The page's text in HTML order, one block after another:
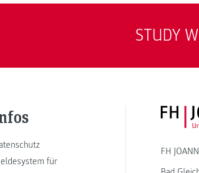
STUDY
für
FH